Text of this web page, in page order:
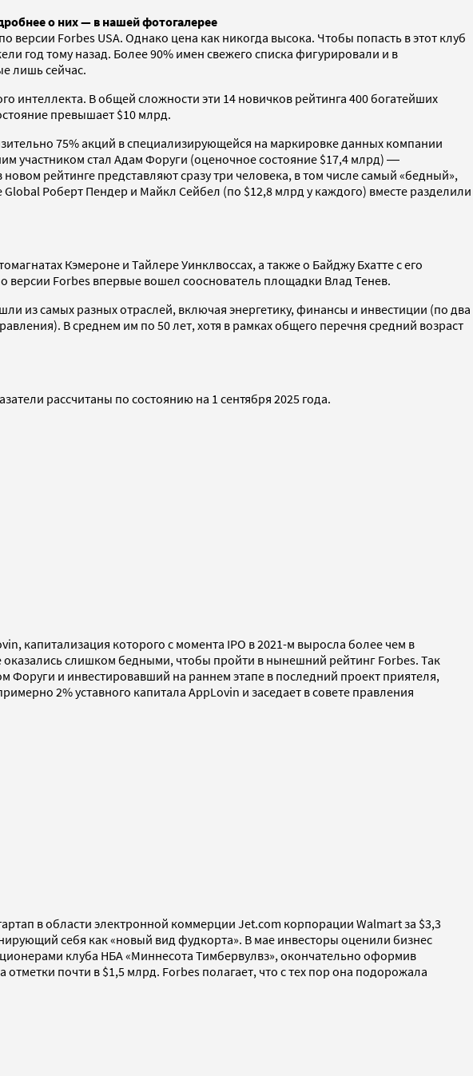
о них — в нашей фотогалерее
по версии Forbes USA. Однако цена как никогда высока. Чтобы попасть в этот клуб
год тому назад. Более 90% имен свежего списка фигурировали и в
лишь сейчас.
интеллекта. В общей сложности эти 14 новичков рейтинга 400 богатейших
превышает $10 млрд.
75% акций в специализирующейся на маркировке данных компании
участником стал Адам Форуги (оценочное состояние $17,4 млрд) ―
рейтинге представляют сразу три человека, в том числе самый «бедный»,
Роберт Пендер и Майкл Сейбел (по $12,8 млрд у каждого) вместе разделили
Кэмероне и Тайлере Уинклвоссах, а также о Байджу Бхатте с его
версии Forbes впервые вошел сооснователь площадки Влад Тенев.
из самых разных отраслей, включая энергетику, финансы и инвестиции (по два
В среднем им по 50 лет, хотя в рамках общего перечня средний возраст
рассчитаны по состоянию на 1 сентября 2025 года.
капитализация которого с момента IPO в 2021-м выросла более чем в
слишком бедными, чтобы пройти в нынешний рейтинг Forbes. Так
и инвестировавший на раннем этапе в последний проект приятеля,
2% уставного капитала AppLovin и заседает в совете правления
в области электронной коммерции Jet.com корпорации Walmart за $3,3
себя как «новый вид фудкорта». В мае инвесторы оценили бизнес
клуба НБА «Миннесота Тимбервулвз», окончательно оформив
почти в $1,5 млрд. Forbes полагает, что с тех пор она подорожала